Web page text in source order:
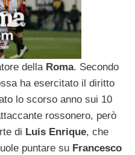
della Roma. Secondo
ha esercitato il diritto
lo scorso anno sui 10
rossonero, però
di Luis Enrique, che
puntare su Francesco